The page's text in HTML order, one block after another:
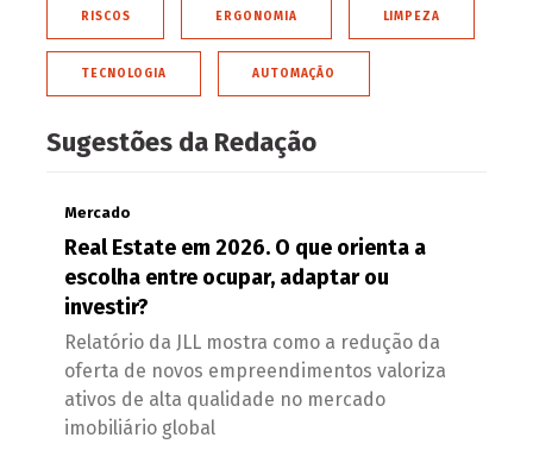
RISCOS ERGONOMIA LIMPEZA
TECNOLOGIA AUTOMAÇÃO
Sugestões da Redação
Mercado
Real Estate em 2026. O que orienta a
escolha entre ocupar, adaptar ou
investir?
Relatório da JLL mostra como a redução da
oferta de novos empreendimentos valoriza
ativos de alta qualidade no mercado
imobiliário global